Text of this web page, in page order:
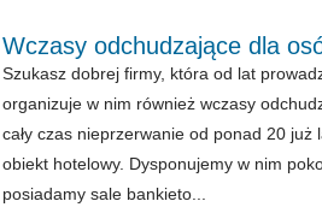
Wczasy odchudzające dla
Szukasz dobrej firmy, która od lat
organizuje w nim również wczasy
cały czas nieprzerwanie od ponad 20
obiekt hotelowy. Dysponujemy w nim
posiadamy sale bankieto...